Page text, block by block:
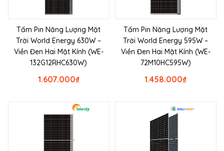
Tấm Pin Năng Lượng Mặt
Trời World Energy 630W –
Viền Đen Hai Mặt Kính (WE-
132G12RHC630W)
₫
1.607.000
Tấm Pin Năng Lượng Mặt
Trời World Energy 595W –
Viền Đen Hai Mặt Kính (WE-
72M10HC595W)
₫
1.458.000